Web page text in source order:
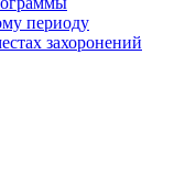
периоду
захоронений